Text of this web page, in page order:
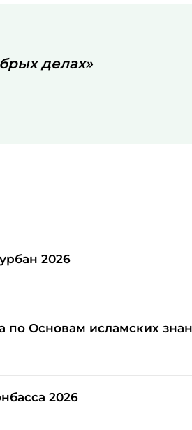
делах»
2026
Основам исламских
2026